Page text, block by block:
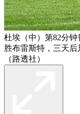
杜埃（中）第82分
胜布雷斯特，三天后
（路透社）